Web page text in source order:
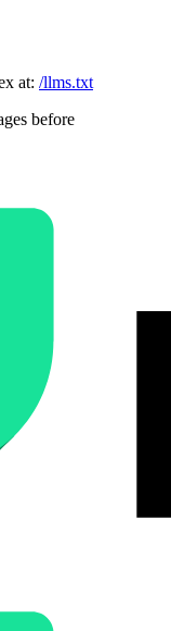
at: /llms.txt
before